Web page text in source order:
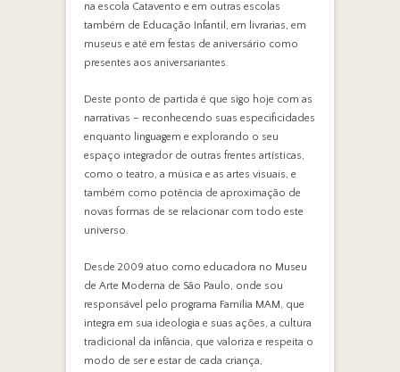
na escola Catavento e em outras escolas
também de Educação Infantil, em livrarias, em
museus e até em festas de aniversário como
presentes aos aniversariantes.
Deste ponto de partida é que sigo hoje com as
narrativas – reconhecendo suas especificidades
enquanto linguagem e explorando o seu
espaço integrador de outras frentes artísticas,
como o teatro, a música e as artes visuais, e
também como potência de aproximação de
novas formas de se relacionar com todo este
universo.
Desde 2009 atuo como educadora no Museu
de Arte Moderna de São Paulo, onde sou
responsável pelo programa Família MAM, que
integra em sua ideologia e suas ações, a cultura
tradicional da infância, que valoriza e respeita o
modo de ser e estar de cada criança,